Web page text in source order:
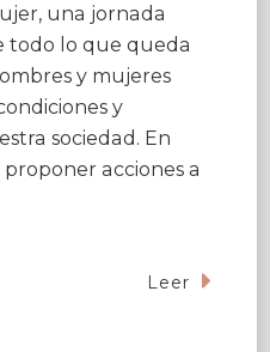
una jornada
todo lo que queda
y mujeres
y
sociedad. En
acciones a
Leer